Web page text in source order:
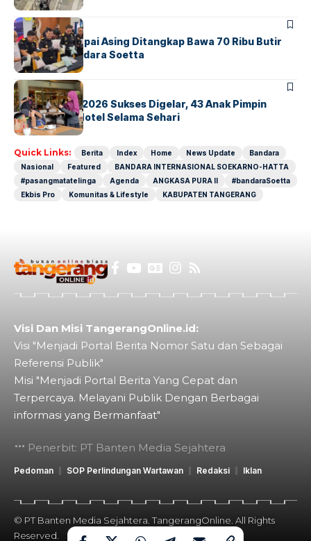
BANDARA BERITA
Kopilot Maskapai Asing Ditangkap Bawa 70 Ribu Butir
Ekstasi di Bandara Soetta
BERITAINDEX
GM For A Day 2026 Sukses Digelar, 43 Anak Pimpin
Operasional Hotel Selama Sehari
Quick Links: Berita Index Home News Update
Bandara
Nasional
Featured
BANDARA INTERNASIONAL SOEKARNO-HATTA
#pasangmatatelinga
Agenda ANGKASA PURA II
#bandaraSoetta
Ekbis Pro
Komunitas & Lifestyle KABUPATEN TANGERANG
Visi Dan Misi TangerangOnline.id:
Visi "Menjadi Portal Berita Nomor Satu dan Sebagai
Referensi Publik"
Misi "Menjadi Portal Berita Yang Cepat dan
Terpercaya. Melayani Publik Dengan Berbagai
informasi yang Bermanfaat"
Penerbit: PT Banten Media Sejahtera
Pedoman SOP Perlindungan Wartawan Redaksi Iklan
© PT Banten Media Sejahtera. TangerangOnline. All Rights
Reserved.